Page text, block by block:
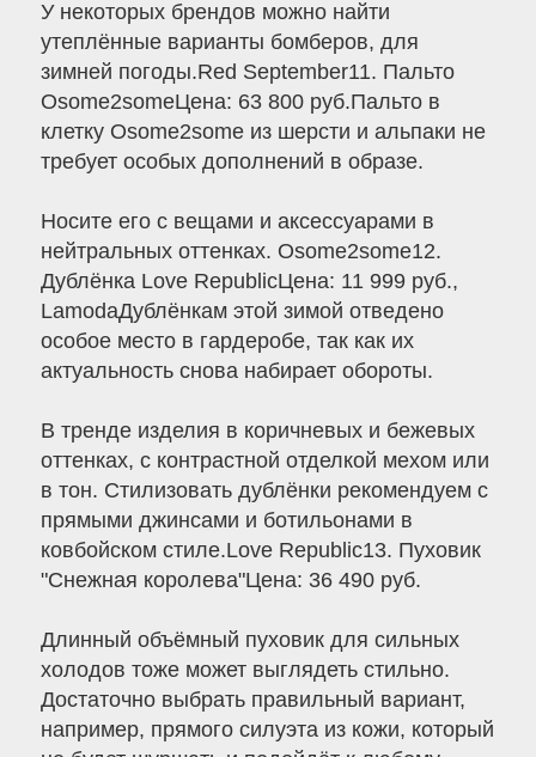
У некоторых брендов можно найти
утеплённые варианты бомберов, для
зимней погоды.Red September11. Пальто
Osome2someЦена: 63 800 руб.Пальто в
клетку Osome2some из шерсти и альпаки не
требует особых дополнений в образе.
Носите его с вещами и аксессуарами в
нейтральных оттенках. Osome2some12.
Дублёнка Love RepublicЦена: 11 999 руб.,
LamodaДублёнкам этой зимой отведено
особое место в гардеробе, так как их
актуальность снова набирает обороты.
В тренде изделия в коричневых и бежевых
оттенках, с контрастной отделкой мехом или
в тон. Стилизовать дублёнки рекомендуем с
прямыми джинсами и ботильонами в
ковбойском стиле.Love Republic13. Пуховик
"Снежная королева"Цена: 36 490 руб.
Длинный объёмный пуховик для сильных
холодов тоже может выглядеть стильно.
Достаточно выбрать правильный вариант,
например, прямого силуэта из кожи, который